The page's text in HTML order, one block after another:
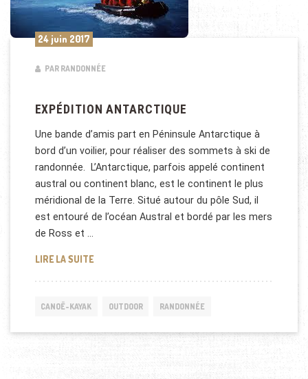
24 juin 2017
PAR RANDONNÉE
EXPÉDITION ANTARCTIQUE
Une bande d’amis part en Péninsule Antarctique à
bord d’un voilier, pour réaliser des sommets à ski de
randonnée. L’Antarctique, parfois appelé continent
austral ou continent blanc, est le continent le plus
méridional de la Terre. Situé autour du pôle Sud, il
est entouré de l’océan Austral et bordé par les mers
de Ross et …
LIRE LA SUITEEXPÉDITION ANTARCTIQUE
CANOË-KAYAK OUTDOOR RANDONNÉE